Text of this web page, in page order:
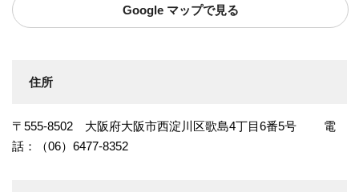
Google マップで見る
住所
〒555-8502 大阪府大阪市西淀川区歌島4丁目6番5号 電
話：（06）6477-8352